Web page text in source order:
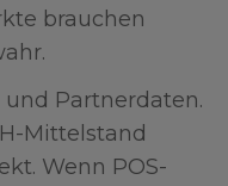
brauchen
Partnerdaten.
Mittelstand
Wenn POS-